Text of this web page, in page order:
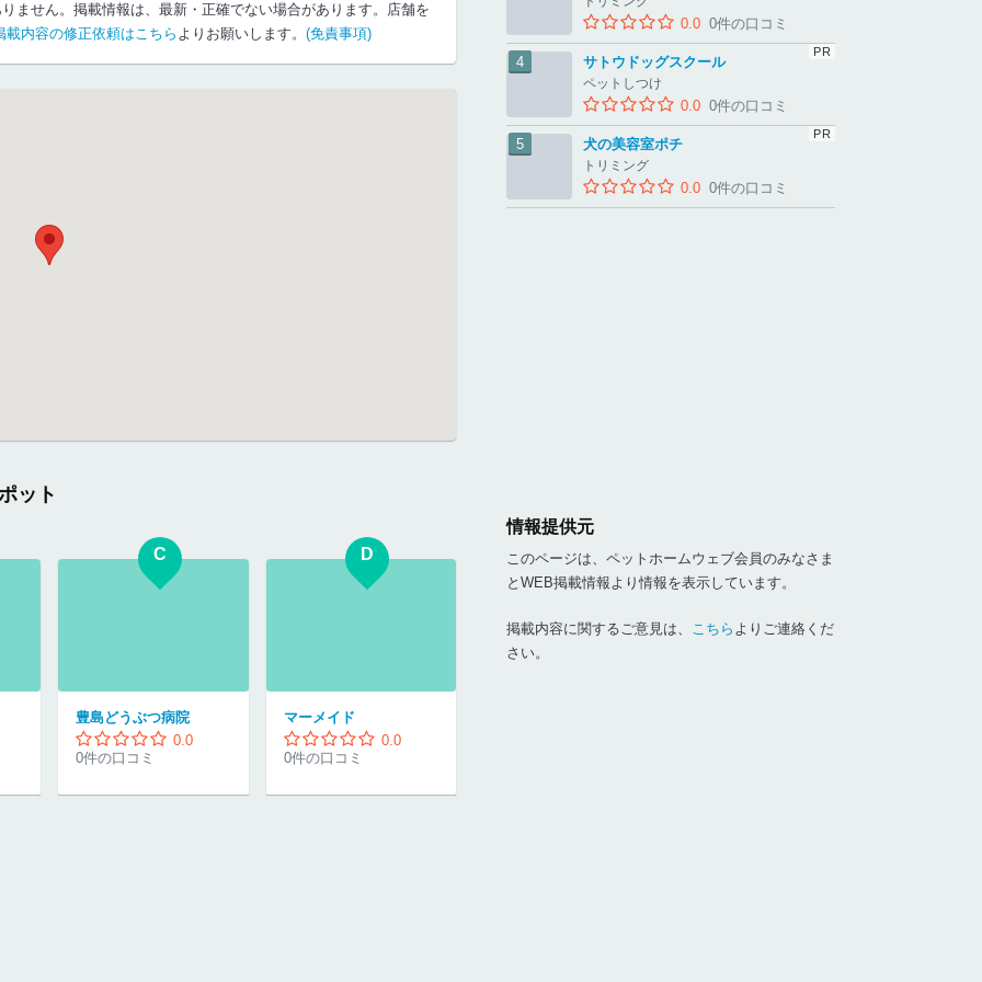
ません。掲載情報は、最新・正確でない場合があります。店舗を
載内容の修正依頼はこちら よりお願いします。 (免責事項)
ット
C
豊島どうぶつ病院
0.0
0件の口コミ
D
マーメイド
0.0
0件の口コミ
0.0 0件の口コミ
サトウドッグスクール
ペットしつけ
0.0 0件の口コミ
犬の美容室ポチ
トリミング
0.0 0件の口コミ
情報提供元
このページは、ペットホームウェブ会員のみなさま
とWEB掲載情報より情報を表示しています。
掲載内容に関するご意見は、 こちら よりご連絡くだ
さい。